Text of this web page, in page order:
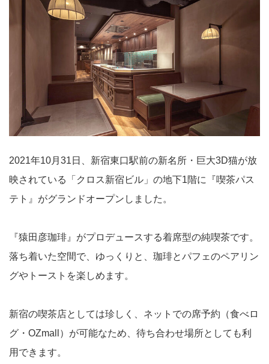
2021年10月31日、新宿東口駅前の新名所・巨大3D猫が放
映されている「クロス新宿ビル」の地下1階に『喫茶パス
テト』がグランドオープンしました。
『猿田彦珈琲』がプロデュースする着席型の純喫茶です。
落ち着いた空間で、ゆっくりと、珈琲とパフェのペアリン
グやトーストを楽しめます。
新宿の喫茶店としては珍しく、ネットでの席予約（食べロ
グ・OZmall）が可能なため、待ち合わせ場所としても利
用できます。